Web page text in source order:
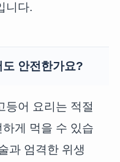
니다.
안전한가요?
등어 요리는 적절
게 먹을 수 있습
과 엄격한 위생